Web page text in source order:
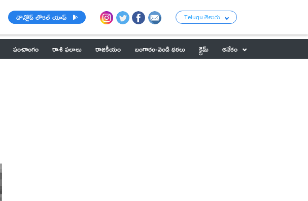
డౌన్లోడ్ లోకల్ యాప్ Telugu తెలుగు
పంచాంగం రాశి ఫలాలు రాజకీయం బంగారం-వెండి ధరలు క్రైమ్
అనేకం